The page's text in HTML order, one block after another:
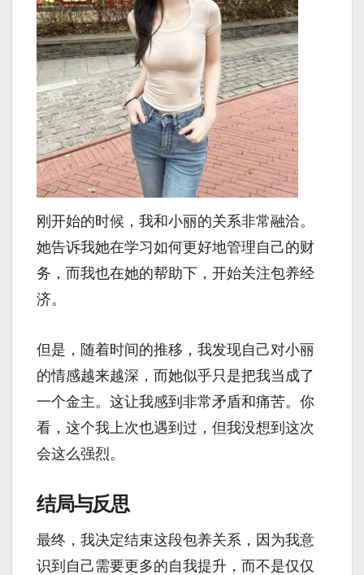
刚开始的时候，我和小丽的关系非常融洽。
她告诉我她在学习如何更好地管理自己的财
务，而我也在她的帮助下，开始关注包养经
济。
但是，随着时间的推移，我发现自己对小丽
的情感越来越深，而她似乎只是把我当成了
一个金主。这让我感到非常矛盾和痛苦。你
看，这个我上次也遇到过，但我没想到这次
会这么强烈。
结局与反思
最终，我决定结束这段包养关系，因为我意
识到自己需要更多的自我提升，而不是仅仅